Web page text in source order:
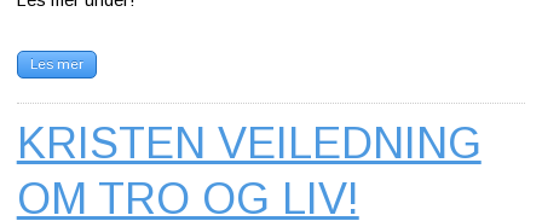
Les mer
KRISTEN VEILEDNING
OM TRO OG LIV!